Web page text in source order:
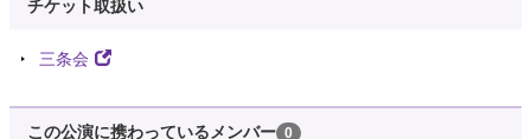
チケット取扱い
三条会
この公演に携わっているメンバー 0